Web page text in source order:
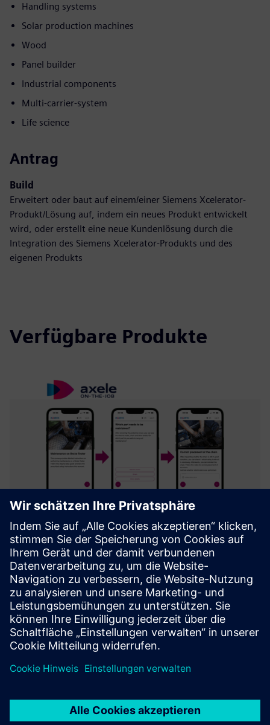
Handling systems
Solar production machines
Wood
Panel builder
Industrial components
Multi-carrier-system
Life science
Antrag
Build
Erweitert oder baut auf einem/einer Siemens Xcelerator-
Produkt/Lösung auf, indem ein neues Produkt entwickelt
wird, oder erstellt eine neue Kundenlösung durch die
Integration des Siemens Xcelerator-Produkts und des
eigenen Produkts
Verfügbare Produkte
Axele on-the-job (Digital Work
Instructions)
Integrierte Plattform zur Erstellung und Erleichterung von
Beratung, Problembehebung, Inspection und Schulung
durch interaktive digitale Anleitungen.
Mehr erfahren